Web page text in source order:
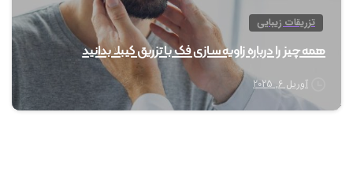
تزریقات زیبایی
همه چیز را درباره زاویه سازی فک با تزریق کیبلا بدانید
آوریل 6, 2025